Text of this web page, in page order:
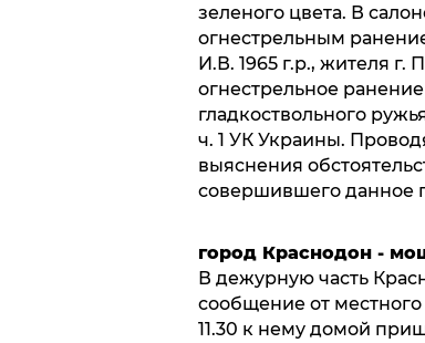
зеленого цвета. В
огнестрельным
И.В. 1965 г.р., жителя
огнестрельное
гладкоствольного
ч. 1 УК Украины.
выяснения
совершившего данное
город Краснодон -
В дежурную часть
сообщение от местного
11.30 к нему домой